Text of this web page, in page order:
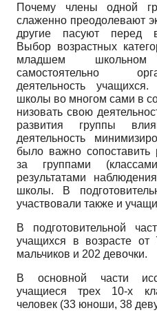
Почему члены одной
слаженно преодолевают
другие пасуют перед
Выбор возрастных
младшем
самостоятельно
деятельность
школы во многом сами в
низовать свою
развития группы
деятельность
было важно сопоставить
за группами
результатами
школы. В
участвовали также и
В подготовительной
учащихся в возрасте
мальчиков и 202 девочки.
В основной части
учащиеся трех 10-х
человек (33 юноши, 38